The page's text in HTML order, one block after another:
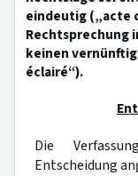
eindeutig („acte
Rechtsprechung
keinen
éclairé“).
Die
Entscheidung